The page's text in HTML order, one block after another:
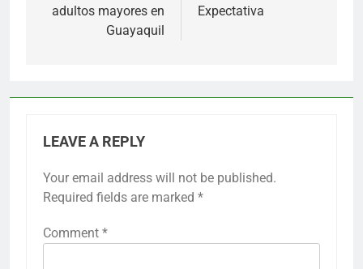
adultos mayores en
Guayaquil
Expectativa
LEAVE A REPLY
Your email address will not be published.
Required fields are marked *
Comment *